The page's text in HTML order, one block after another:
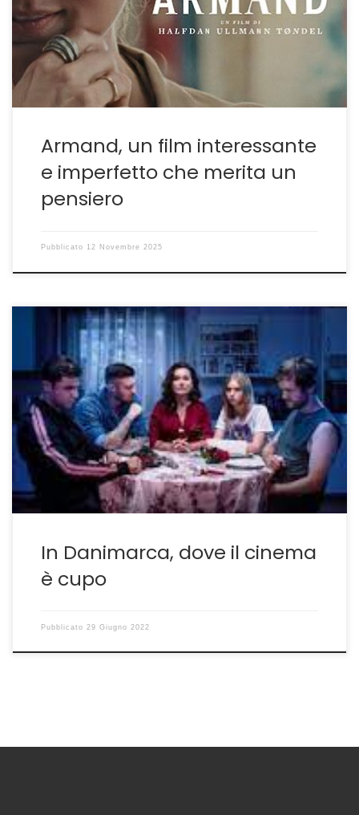
di equità sociale attraverso servizi e aiuti al cittadino,
sembra sortire spesso e volentieri l’effetto opposto. È
un leit motiv di molte produzioni […]
Armand, un film interessante
e imperfetto che merita un
pensiero
Pubblicato 12 Novembre 2025
Wildland, un noir che non sfugge alle regole della
tradizione La Danimarca è una terra felice? Ad
osservare la sua cinematografia la risposta
sembrerebbe negativa. Wildland che nel 2021 è stato
premiato con il Black Panther Award al Noir in Festival
non sfugge alla regola. Cupezza, crudeltà, assenza
totale di […]
In Danimarca, dove il cinema
è cupo
Pubblicato 29 Giugno 2022